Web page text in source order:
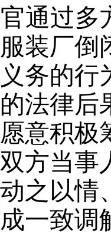
通过多
装厂倒
务的行
法律后
意积极
方当事
之以情
一致调